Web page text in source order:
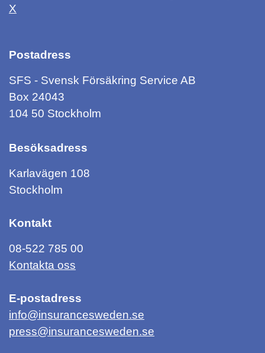
X
Postadress
SFS - Svensk Försäkring Service AB
Box 24043
104 50 Stockholm
Besöksadress
Karlavägen 108
Stockholm
Kontakt
08-522 785 00
Kontakta oss
E-postadress
info@insurancesweden.se
press@insurancesweden.se